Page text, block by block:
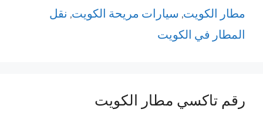
مطار الكويت, سيارات مريحة الكويت, نقل
المطار في الكويت
رقم تاكسي مطار الكويت